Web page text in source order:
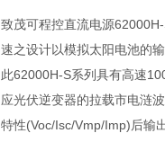
致茂可程控直流电源
速之设计以模拟太阳电池的
此62000H-S系列具有高速
应光伏逆变器的拉载市电涟
特性(Voc/Isc/Vmp/Imp)后输